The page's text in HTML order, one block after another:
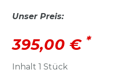
Unser Preis:
395,00 € *
Inhalt 1 Stück